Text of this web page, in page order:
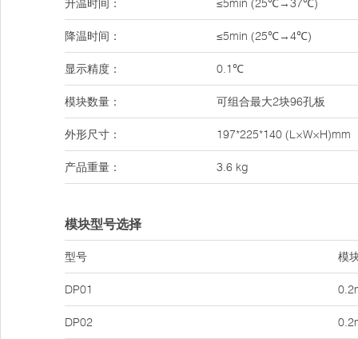
升温时间： ≤5min (25℃→37℃)
降温时间： ≤5min (25℃→4℃)
显示精度： 0.1℃
模块数量： 可组合最大2块96孔板
外形尺寸： 197*225*140 (L×W×H)mm
产品重量： 3.6 kg
模块型号选择
型号 模
DP01
DP02